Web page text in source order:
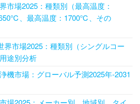
市場2025：種類別（最高温度：
、最高温度：1700℃、その
界市場2025：種類別（シングルコー
途別分析
機市場：グローバル予測2025年-2031